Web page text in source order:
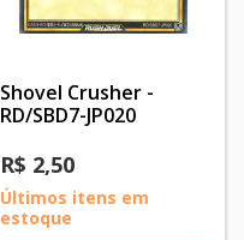
Shovel Crusher -
RD/SBD7-JP020
R$ 2,50
Últimos itens em
estoque